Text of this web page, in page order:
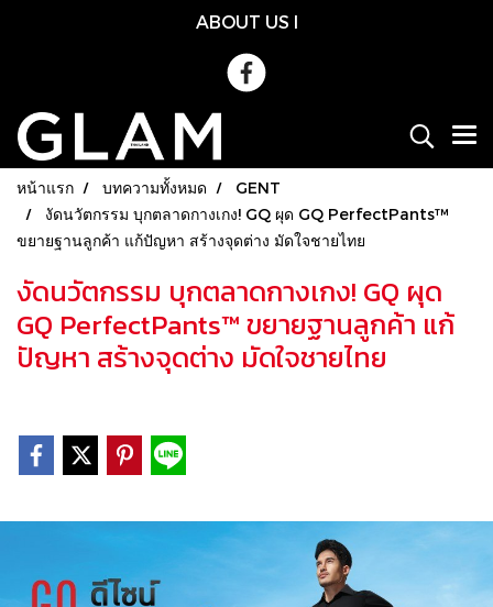
ABOUT US l
หน้าแรก บทความทั้งหมด
GENT
งัดนวัตกรรม บุกตลาดกางเกง! GQ ผุด GQ PerfectPants™
ขยายฐานลูกค้า แก้ปัญหา สร้างจุดต่าง มัดใจชายไทย
งัดนวัตกรรม บุกตลาดกางเกง! GQ ผุด
GQ PerfectPants™ ขยายฐานลูกค้า แก้
ปัญหา สร้างจุดต่าง มัดใจชายไทย